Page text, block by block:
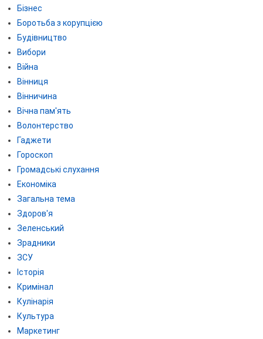
Бізнес
Боротьба з корупцією
Будівництво
Вибори
Війна
Вінниця
Вінничина
Вічна пам'ять
Волонтерство
Гаджети
Гороскоп
Громадські слухання
Економіка
Загальна тема
Здоров'я
Зеленський
Зрадники
ЗСУ
Історія
Кримінал
Кулінарія
Культура
Маркетинг